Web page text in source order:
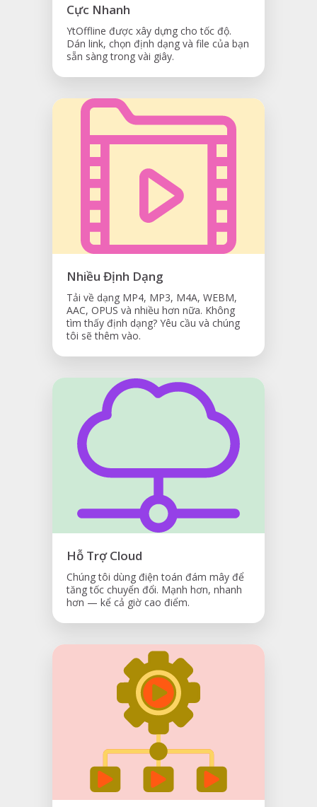
Cực Nhanh
YtOffline được xây dựng cho tốc độ.
Dán link, chọn định dạng và file của bạn
sẵn sàng trong vài giây.
Nhiều Định Dạng
Tải về dạng MP4, MP3, M4A, WEBM,
AAC, OPUS và nhiều hơn nữa. Không
tìm thấy định dạng? Yêu cầu và chúng
tôi sẽ thêm vào.
Hỗ Trợ Cloud
Chúng tôi dùng điện toán đám mây để
tăng tốc chuyển đổi. Mạnh hơn, nhanh
hơn — kể cả giờ cao điểm.